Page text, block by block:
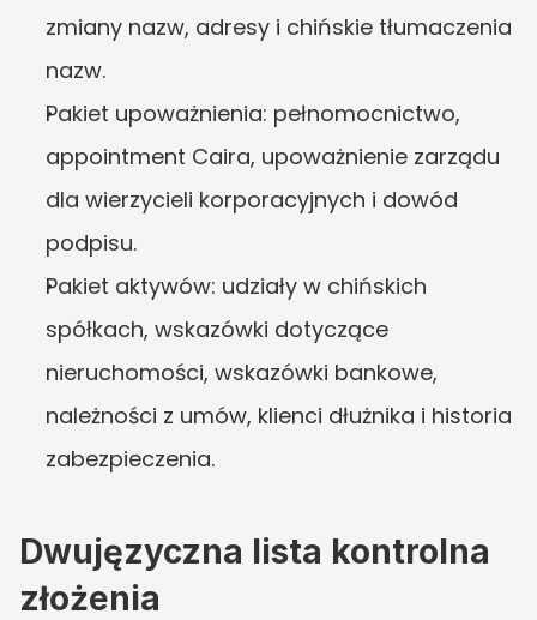
zmiany nazw, adresy i chińskie tłumaczenia
nazw.
Pakiet upoważnienia: pełnomocnictwo,
appointment Caira, upoważnienie zarządu
dla wierzycieli korporacyjnych i dowód
podpisu.
Pakiet aktywów: udziały w chińskich
spółkach, wskazówki dotyczące
nieruchomości, wskazówki bankowe,
należności z umów, klienci dłużnika i historia
zabezpieczenia.
Dwujęzyczna lista kontrolna
złożenia